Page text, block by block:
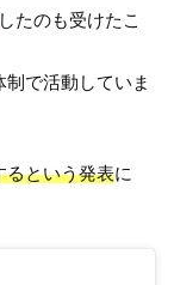
したのも受けたこ
で活動していま
るという発表に